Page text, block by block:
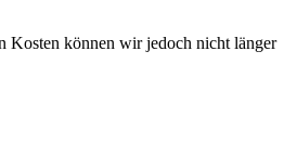
Kosten können wir jedoch nicht länger